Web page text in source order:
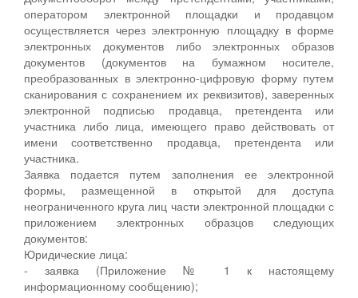
оператором электронной площадки и продавцом
осуществляется через электронную площадку в форме
электронных документов либо электронных образов
документов (документов на бумажном носителе,
преобразованных в электронно-цифровую форму путем
сканирования с сохранением их реквизитов), заверенных
электронной подписью продавца, претендента или
участника либо лица, имеющего право действовать от
имени соответственно продавца, претендента или
участника.
Заявка подается путем заполнения ее электронной
формы, размещенной в открытой для доступа
неограниченного круга лиц части электронной площадки с
приложением электронных образцов следующих
документов:
Юридические лица:
- заявка (Приложение № 1 к настоящему
информационному сообщению);